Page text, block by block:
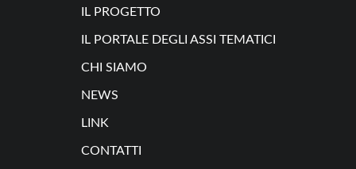
IL PROGETTO
IL PORTALE DEGLI ASSI TEMATICI
CHI SIAMO
NEWS
LINK
CONTATTI